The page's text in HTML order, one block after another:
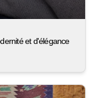
et d'élégance